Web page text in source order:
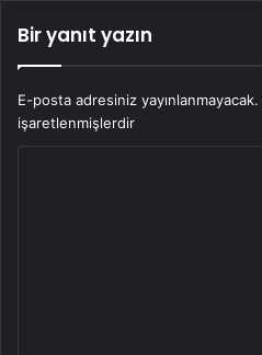
Bir yanıt yazın
E-posta adresiniz yayınlanmayacak.
işaretlenmişlerdir